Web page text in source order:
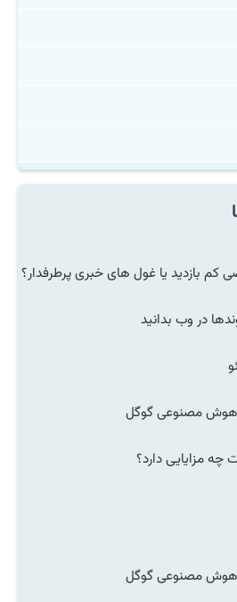
کم بازدید یا غول های خبری پرطرفدار؟
در وب بدانید
هوش مصنوعی گوگل
هوش مصنوعی گوگل